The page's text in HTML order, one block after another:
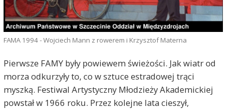
FAMA 1994 - Wojciech Mann z rowerem i Krzysztof Materna
Pierwsze FAMY były powiewem świeżości. Jak wiatr od
morza odkurzyły to, co w sztuce estradowej trąci
myszką. Festiwal Artystyczny Młodzieży Akademickiej
powstał w 1966 roku. Przez kolejne lata cieszył,